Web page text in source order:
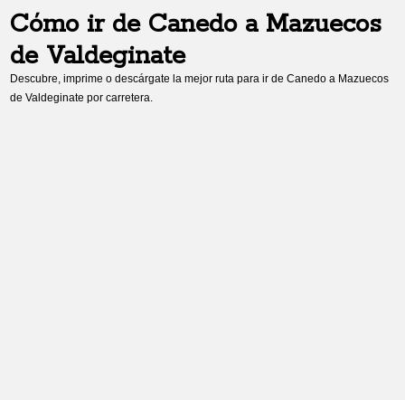
Cómo ir de Canedoa Mazuecos
de Valdeginate
Descubre, imprime o descárgate la mejor ruta para ir deCanedo a Mazuecos
de Valdeginate por carretera.